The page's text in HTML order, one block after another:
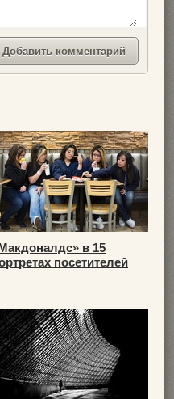
в 15
посетителей